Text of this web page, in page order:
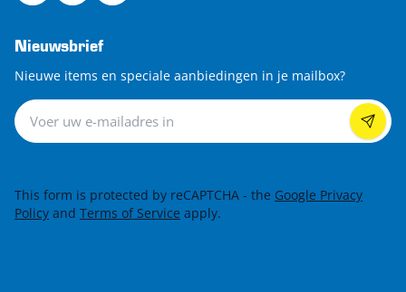
Nieuwsbrief
Nieuwe items en speciale aanbiedingen in je mailbox?
Nieuwsbrief
This form is protected by reCAPTCHA - the Google Privacy
Policy and Terms of Service apply.